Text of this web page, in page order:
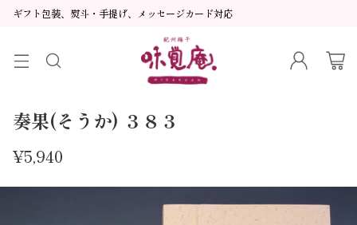
ギフト包装、熨斗・手提げ、メッセージカード対応
奏果(そうか) ３８３
通
常
¥5,940